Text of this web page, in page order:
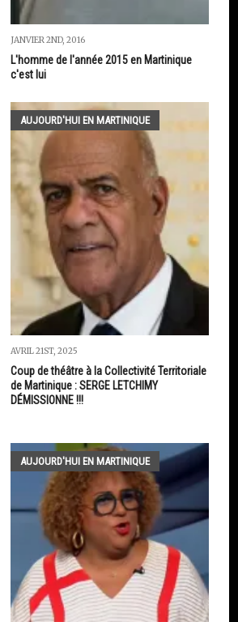
JANVIER 2ND, 2016
L'homme de l'année 2015 en Martinique
c'est lui
AUJOURD'HUI EN MARTINIQUE
AVRIL 21ST, 2025
Coup de théâtre à la Collectivité Territoriale
de Martinique : SERGE LETCHIMY
DÉMISSIONNE !!!
AUJOURD'HUI EN MARTINIQUE